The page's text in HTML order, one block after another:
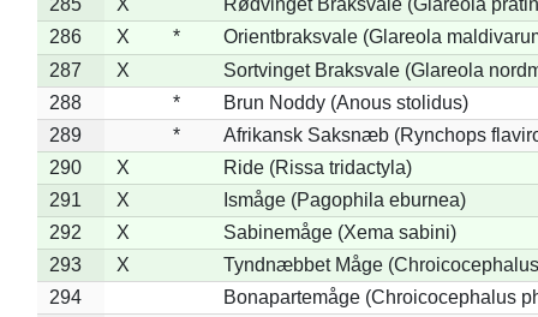
286
X *
Orientbraksvale (Glareola
287
X
Sortvinget Braksvale (Glareola
288
*
Brun Noddy (Anous stolidus)
289
*
Afrikansk Saksnæb (Rynchops
290
X
Ride (Rissa tridactyla)
291
X
Ismåge (Pagophila eburnea)
292
X
Sabinemåge (Xema sabini)
293
X
Tyndnæbbet Måge
294
Bonapartemåge (Chroicocephalus